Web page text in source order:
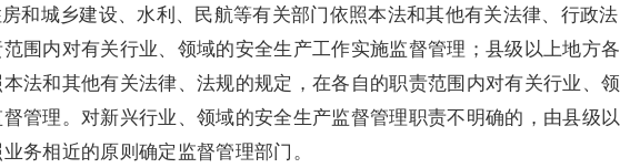
和城乡建设、水利、民航等有关部门依照本法和其他有关法律、行政法
围内对有关行业、领域的安全生产工作实施监督管理；县级以上地方各
法和其他有关法律、法规的规定，在各自的职责范围内对有关行业、领
管理。对新兴行业、领域的安全生产监督管理职责不明确的，由县级以
务相近的原则确定监督管理部门。